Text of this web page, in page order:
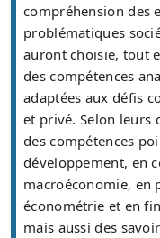
compréhension des
problématiques
auront choisie, tout
des compétences
adaptées aux défis
et privé. Selon leurs
des compétences
développement, en
macroéconomie, en
économétrie et en
mais aussi des